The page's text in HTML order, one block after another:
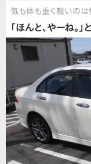
気も体も重く軽いのは
「ほんと、やーね。